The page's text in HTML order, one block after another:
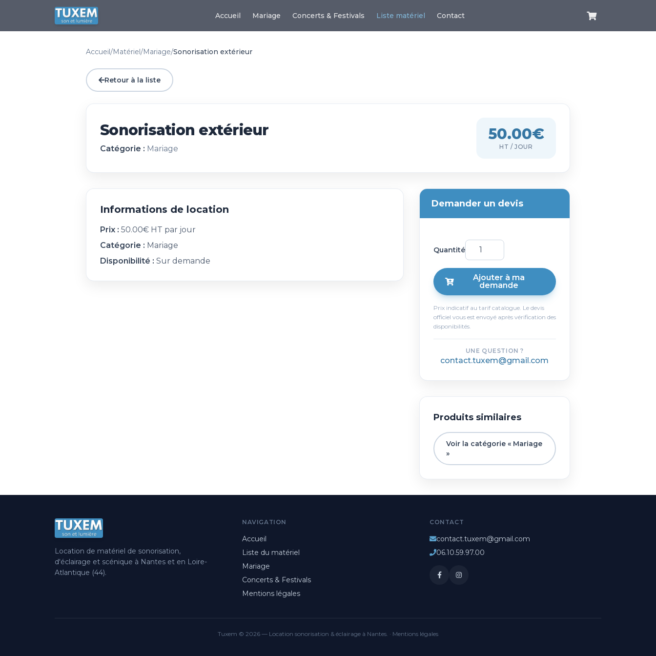
Accueil Mariage Concerts & Festivals Liste matériel Contact
Accueil/Matériel/Mariage/Sonorisation extérieur
Retour à la liste
Sonorisation extérieur
Catégorie : Mariage
50.00€
HT / JOUR
Informations de location
Prix : 50.00€ HT par jour
Catégorie : Mariage
Disponibilité : Sur demande
Demander un devis
Quantité
Ajouter à ma
demande
Prix indicatif au tarif catalogue. Le devis
officiel vous est envoyé après vérification des
disponibilités.
UNE QUESTION ?
contact.tuxem@gmail.com
Produits similaires
Voir la catégorie « Mariage
»
Location de matériel de sonorisation,
d'éclairage et scénique à Nantes et en Loire-
Atlantique (44).
NAVIGATION
Accueil
Liste du matériel
Mariage
Concerts & Festivals
Mentions légales
CONTACT
contact.tuxem@gmail.com
06.10.59.97.00
Tuxem © 2026 — Location sonorisation & éclairage à Nantes. · Mentions légales